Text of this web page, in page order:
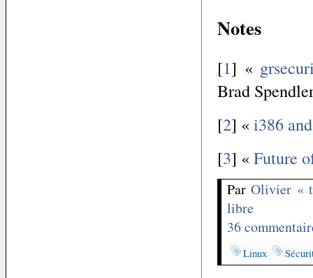
Notes
[1] «
Brad
[2] «i386
[3] «Future
ParOlivier «
libre
36
Linux